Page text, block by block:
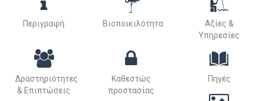
Περιγραφή Βιοποικιλότητα
Αξίες &
Υπηρεσίες
Δραστηριότητες
& Επιπτώσεις
Καθεστώς
προστασίας
Πηγές